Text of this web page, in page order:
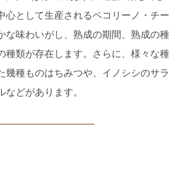
心として生産されるペコリーノ・チー
な味わいがし、熟成の期間、熟成の種
種類が存在します。さらに、様々な種
幾種ものはちみつや、イノシシのサラ
などがあります。